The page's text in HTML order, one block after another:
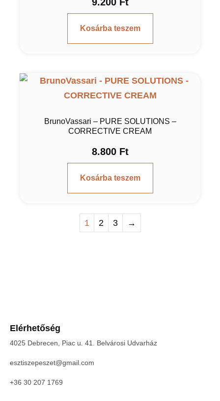
Kosárba teszem
BrunoVassari – PURE SOLUTIONS –
CORRECTIVE CREAM
8.800 Ft
Kosárba teszem
1 2 3 →
Elérhetőség
4025 Debrecen, Piac u. 41. Belvárosi Udvarház
esztiszepeszet@gmail.com
+36 30 207 1769